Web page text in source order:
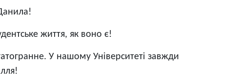
життя, як воно є!
У нашому Університеті завжди